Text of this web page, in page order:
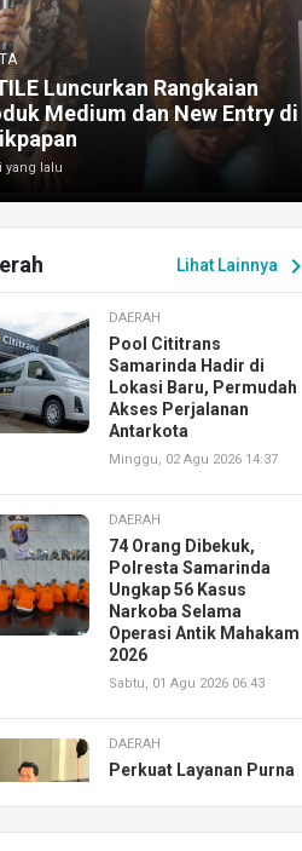
Luncurkan Rangkaian
Medium dan New Entry di
yang lalu
Lihat Lainnya chevron_right
DAERAH
Pool Cititrans
Samarinda Hadir di
Lokasi Baru, Permudah
Akses Perjalanan
Antarkota
Minggu, 02 Agu 2026 14:37
DAERAH
74 Orang Dibekuk,
Polresta Samarinda
Ungkap 56 Kasus
Narkoba Selama
Operasi Antik Mahakam
2026
Sabtu, 01 Agu 2026 06:43
DAERAH
Perkuat Layanan Purna
Resmikan AHASS